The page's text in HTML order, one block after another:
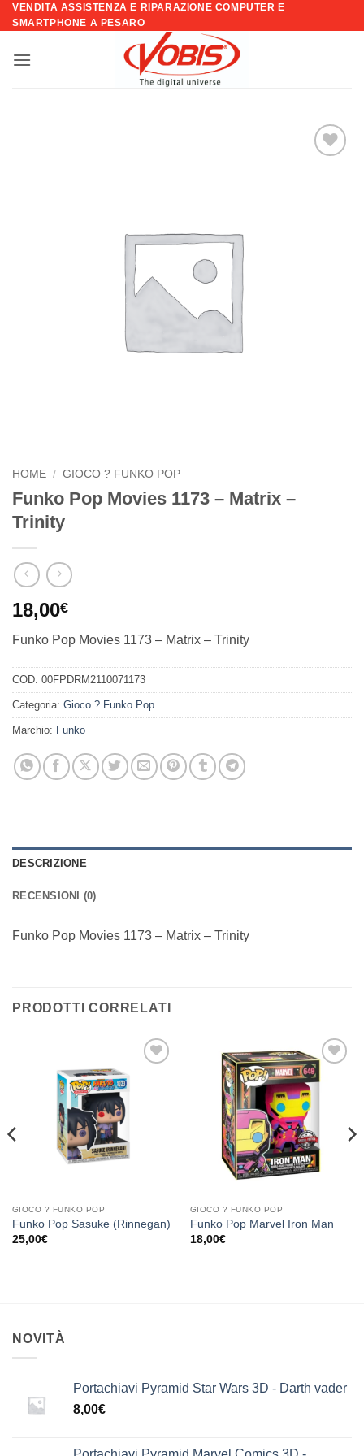
Salta
ai
VENDITA ASSISTENZA E RIPARAZIONE COMPUTER E
SMARTPHONE A PESARO
HOME / GIOCO ? FUNKO POP
Funko Pop Movies 1173 – Matrix –
Trinity
18,00€
Funko Pop Movies 1173 – Matrix – Trinity
COD: 00FPDRM2110071173
Categoria: Gioco ? Funko Pop
Marchio: Funko
DESCRIZIONE
RECENSIONI (0)
Funko Pop Movies 1173 – Matrix – Trinity
PRODOTTI CORRELATI
Aggiungi
GIOCO ? FUNKO POP
Funko Pop Sasuke (Rinnegan)
25,00€
Aggiungi
alla lista
desideri
GIOCO ? FUNKO POP
Funko Pop Marvel Iron Man
18,00€
NOVITÀ
Portachiavi Pyramid Star Wars 3D - Darth vader
8,00€